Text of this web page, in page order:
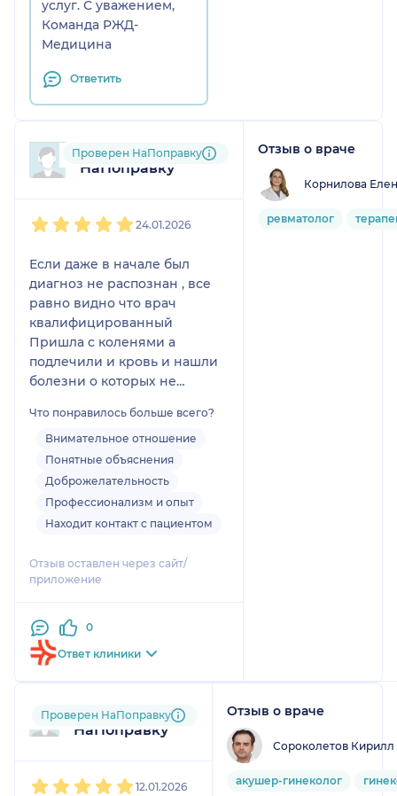
пренебрежительное
отношение
услуг. С уважением,
Команда РЖД-
Медицина
Ответить
Пользователь
НаПоправку
Проверен НаПоправку
24.01.2026
Если даже в начале был
диагноз не распознан , все
равно видно что врач
квалифицированный
Пришла с коленями а
подлечили и кровь и нашли
болезни о которых не
анализам и обследованиям -
И это не развод-ходила и в
поликлинику -там просто
переписывают ее
назначения , но с таким
отвращением
пациентов, но это и понятно ,
люди доверяют
боль
Что понравилось больше всего?
Внимательное отношение
Понятные объяснения
Доброжелательность
Профессионализм и опыт
Находит контакт с пациентом
Отзыв оставлен через сайт/
приложение
0
Ответ клиники
Отзыв о враче
Корнилова
ревматолог
Пользователь
НаПоправку
Проверен НаПоправку
12.01.2026
Отзыв о враче
Сороколетов
акушер-гинеколог